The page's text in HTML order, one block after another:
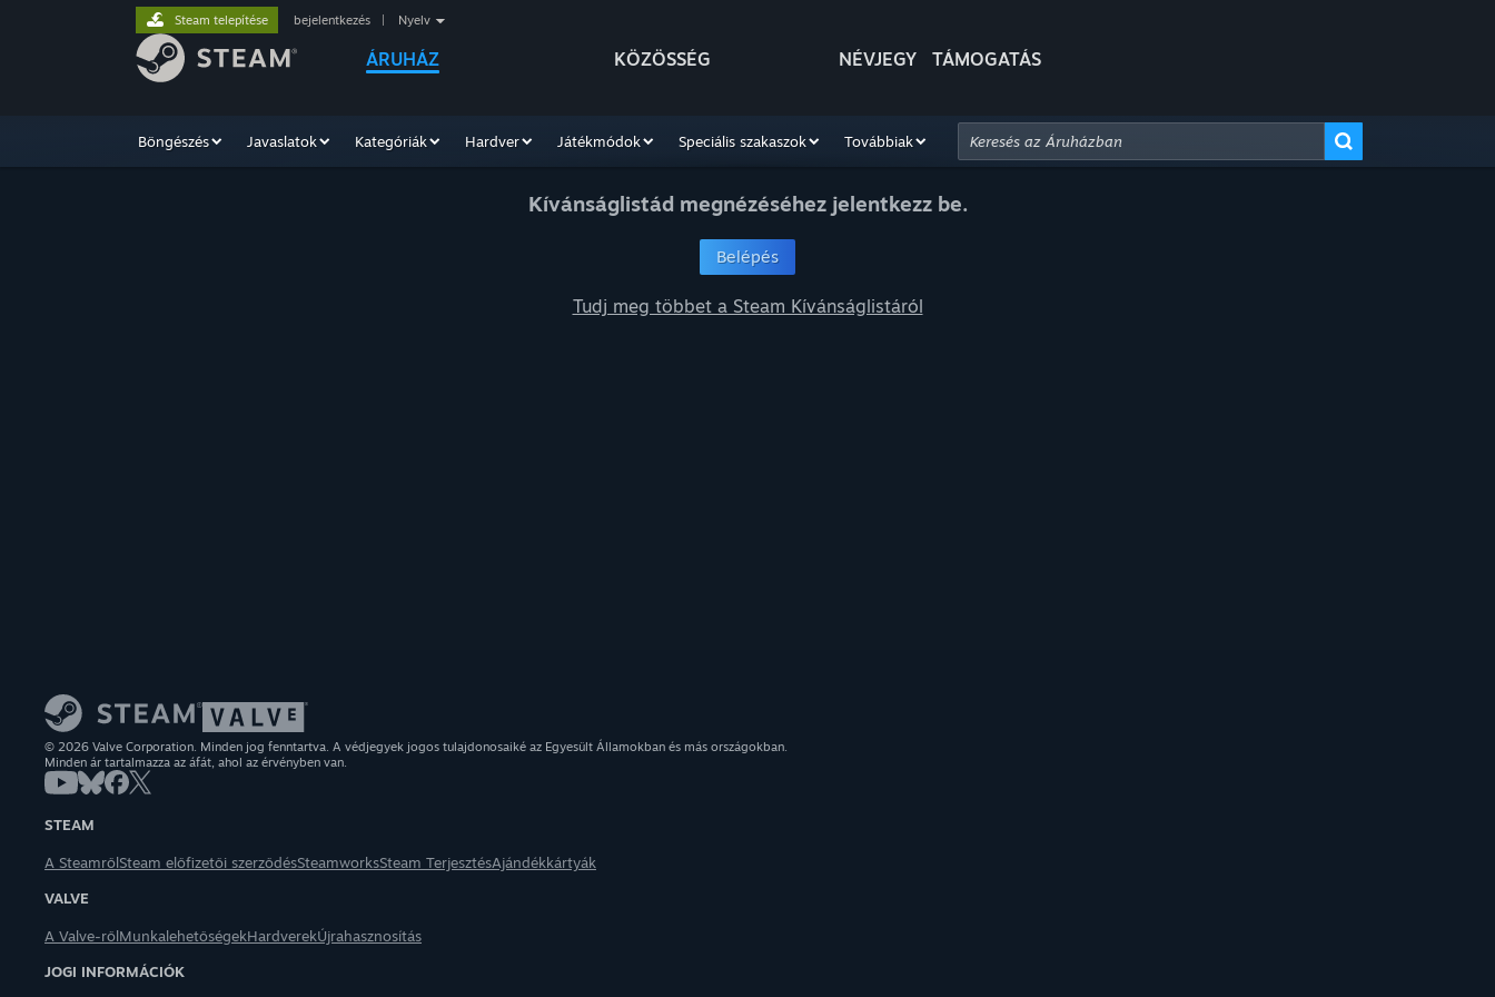
ÁRUHÁZ KÖZÖSSÉG NÉVJEGY TÁMOGATÁS
Steam telepítése bejelentkezés Nyelv
Böngészés Javaslatok Kategóriák Hardver Játékmódok Speciális szakaszok Továbbiak
Kívánságlistád megnézéséhez jelentkezz be.
Belépés
Tudj meg többet a Steam Kívánságlistáról
© 2026 Valve Corporation. Minden jog fenntartva. A védjegyek jogos tulajdonosaiké az Egyesült Államokban és más országokban.
Minden ár tartalmazza az áfát, ahol az érvényben van.
STEAM
A SteamrőlSteam előfizetői szerződésSteamworksSteam TerjesztésAjándékkártyák
VALVE
A Valve-rőlMunkalehetőségekHardverekÚjrahasznosítás
JOGI INFORMÁCIÓK